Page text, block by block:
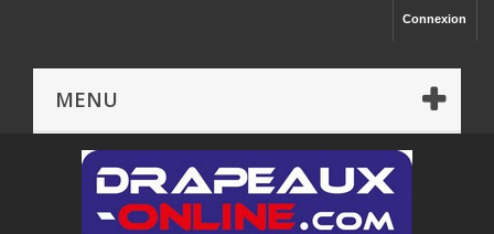
Connexion
MENU